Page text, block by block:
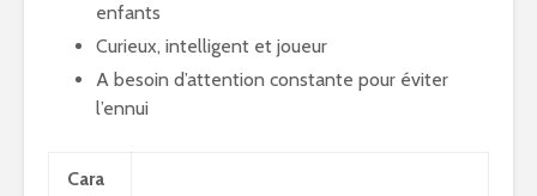
enfants
Curieux, intelligent et joueur
A besoin d’attention constante pour éviter
l’ennui
Cara